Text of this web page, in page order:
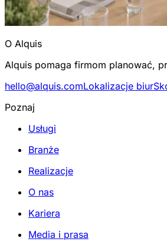
O Alquis
Alquis pomaga firmom planować,
hello@alquis.comLokalizacje biur
Poznaj
Usługi
Branże
Realizacje
O nas
Kariera
Media i prasa